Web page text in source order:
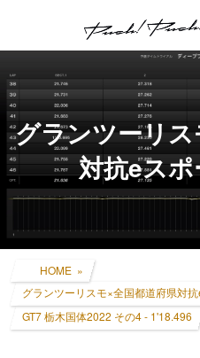
ツ
へ
ス
キ
ッ
プ
シ
ョ
ン
に
移
動
グランツーリ
対抗eス
HOME
グランツーリスモ×全国都道府県対
GT7 栃木国体2022 その4 - 1'18.496